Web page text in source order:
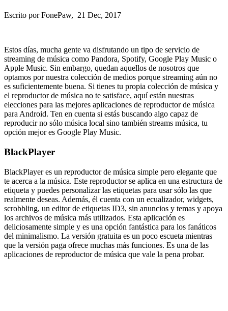
Escrito por FonePaw, 21 Dec, 2017
Estos días, mucha gente va disfrutando un tipo de servicio de
streaming de música como Pandora, Spotify, Google Play Music o
Apple Music. Sin embargo, quedan aquellos de nosotros que
optamos por nuestra colección de medios porque streaming aún no
es suficientemente buena. Si tienes tu propia colección de música y
el reproductor de música no te satisface, aquí están nuestras
elecciones para las mejores aplicaciones de reproductor de música
para Android. Ten en cuenta si estás buscando algo capaz de
reproducir no sólo música local sino también streams música, tu
opción mejor es Google Play Music.
BlackPlayer
BlackPlayer es un reproductor de música simple pero elegante que
te acerca a la música. Este reproductor se aplica en una estructura de
etiqueta y puedes personalizar las etiquetas para usar sólo las que
realmente deseas. Además, él cuenta con un ecualizador, widgets,
scrobbling, un editor de etiquetas ID3, sin anuncios y temas y apoya
los archivos de música más utilizados. Esta aplicación es
deliciosamente simple y es una opción fantástica para los fanáticos
del minimalismo. La versión gratuita es un poco escueta mientras
que la versión paga ofrece muchas más funciones. Es una de las
aplicaciones de reproductor de música que vale la pena probar.